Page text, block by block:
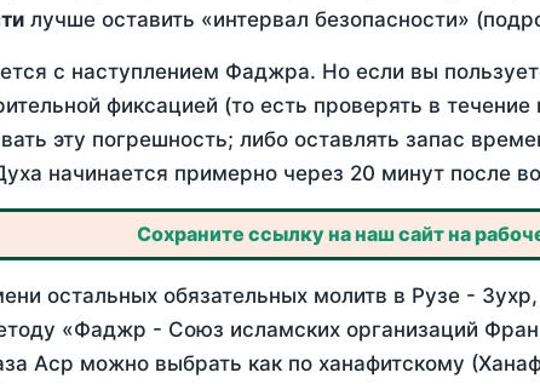
лучше оставить «интервал безопасности»
с наступлением Фаджра. Но если вы
фиксацией (то есть проверять в
эту погрешность; либо оставлять запас
начинается примерно через 20 минут после
Сохраните ссылку на наш сайт на
остальных обязательных молитв в Рузе -
«Фаджр - Союз исламских организаций
Аср можно выбрать как по ханафитскому